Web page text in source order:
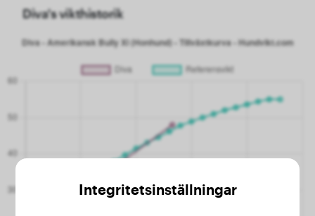
Diva's vikthistorik
Integritetsinställningar